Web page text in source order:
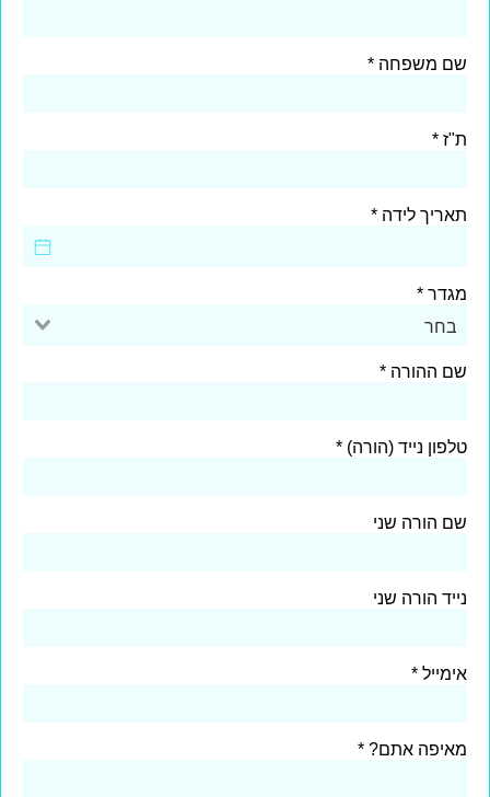
שם משפחה
ת"ז
תאריך לידה
מגדר
בחר
שם ההורה
טלפון נייד (הורה)
שם הורה שני
נייד הורה שני
אימייל
מאיפה אתם?